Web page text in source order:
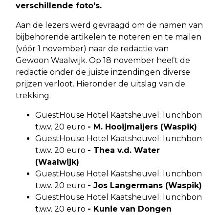
verschillende foto's.
Aan de lezers werd gevraagd om de namen van
bijbehorende artikelen te noteren en te mailen
(vóór 1 november) naar de redactie van
Gewoon Waalwijk. Op 18 november heeft de
redactie onder de juiste inzendingen diverse
prijzen verloot. Hieronder de uitslag van de
trekking.
GuestHouse Hotel Kaatsheuvel: lunchbon
t.w.v. 20 euro - M. Hooijmaijers (Waspik)
GuestHouse Hotel Kaatsheuvel: lunchbon
t.w.v. 20 euro - Thea v.d. Water
(Waalwijk)
GuestHouse Hotel Kaatsheuvel: lunchbon
t.w.v. 20 euro - Jos Langermans (Waspik)
GuestHouse Hotel Kaatsheuvel: lunchbon
t.w.v. 20 euro - Kunie van Dongen